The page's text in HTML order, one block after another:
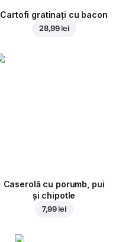
Cartofi gratinați cu bacon
28,99 lei
Caserolă cu porumb, pui
și chipotle
7,99 lei